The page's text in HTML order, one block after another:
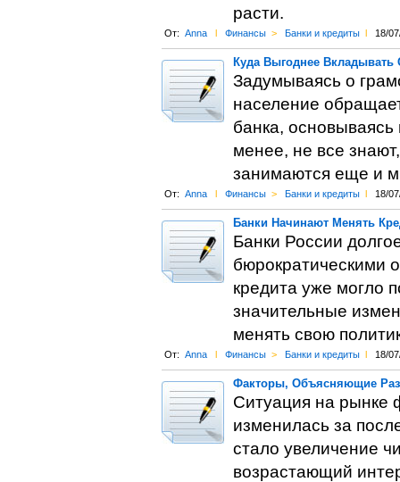
расти.
От: Anna l Финансы > Банки и кредиты l 18/
Куда Выгоднее Вкладывать
Задумываясь о
население
банка,
менее, не все
занимаются еще и
От: Anna l Финансы > Банки и кредиты l 18/
Банки Начинают Менять
Банки России
бюрократическими
кредита уже могло
значительные
менять свою
От: Anna l Финансы > Банки и кредиты l 18/
Факторы, Объясняющие
Ситуация на рынке
изменилась за
стало увеличение
возрастающий